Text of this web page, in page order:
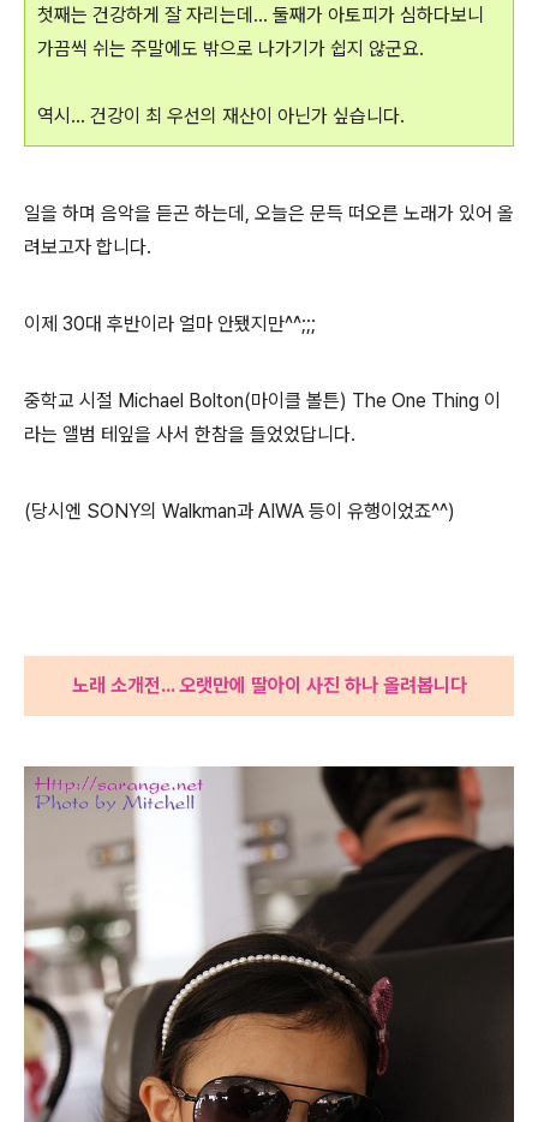
첫째는 건강하게 잘 자리는데... 둘째가 아토피가 심하다보니
가끔씩 쉬는 주말에도 밖으로 나가기가 쉽지 않군요.
역시... 건강이 최 우선의 재산이 아닌가 싶습니다.
일을 하며 음악을 듣곤 하는데, 오늘은 문득 떠오른 노래가 있어 올
려보고자 합니다.
이제 30대 후반이라 얼마 안됐지만^^;;;
중학교 시절 Michael Bolton(마이클 볼튼) The One Thing 이
라는 앨범 테잎을 사서 한참을 들었었답니다.
(당시엔 SONY의 Walkman과 AIWA 등이 유행이었죠^^)
노래 소개전... 오랫만에 딸아이 사진 하나 올려봅니다